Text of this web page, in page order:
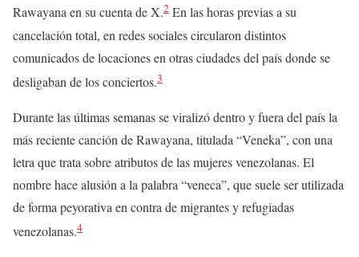
Rawayana en su cuenta de X.2 En las horas previas a su
cancelación total, en redes sociales circularon distintos
comunicados de locaciones en otras ciudades del país donde se
desligaban de los conciertos.3
Durante las últimas semanas se viralizó dentro y fuera del país la
más reciente canción de Rawayana, titulada “Veneka”, con una
letra que trata sobre atributos de las mujeres venezolanas. El
nombre hace alusión a la palabra “veneca”, que suele ser utilizada
de forma peyorativa en contra de migrantes y refugiadas
venezolanas.4